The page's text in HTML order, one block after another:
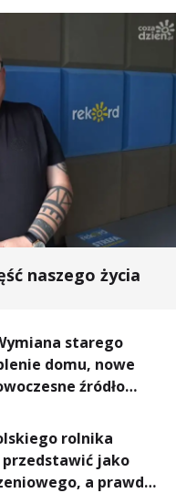
naszego życia
starego
domu, nowe
źródło
lepszy
i... czystsze
rolnika
przedstawić jako
a prawda